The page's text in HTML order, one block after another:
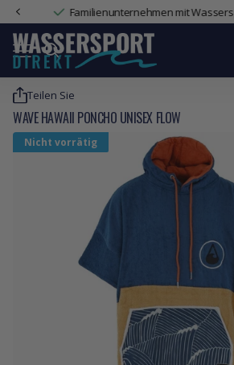
Familienunternehmen mit
Teilen Sie
WAVE HAWAII PONCHO UNISEX FLOW
Nicht vorrätig